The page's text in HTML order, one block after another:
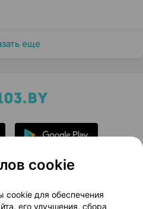
еще
Новости проекта
cookie
cookie для обеспечения
его улучшения, сбора